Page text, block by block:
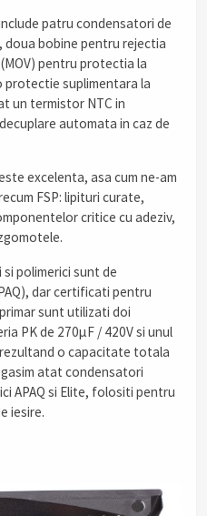
patru condensatori de
doua bobine pentru rejectia
pentru protectia la
protectie suplimentara la
un termistor NTC in
automata in caz de
excelenta, asa cum ne-am
FSP: lipituri curate,
critice cu adeziv,
polimerici sunt de
dar certificati pentru
sunt utilizati doi
PK de 270µF / 420V si unul
rezultand o capacitate totala
atat condensatori
APAQ si Elite, folositi pentru
iesire.